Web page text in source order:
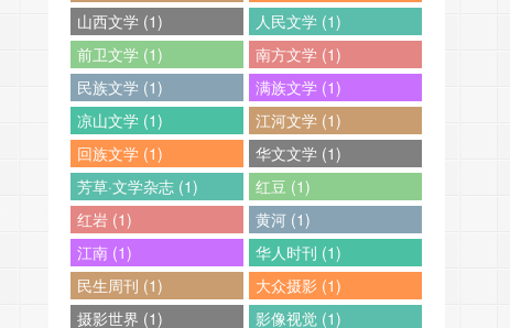
山西文学 (1)
人民文学 (1)
前卫文学 (1)
南方文学 (1)
民族文学 (1)
满族文学 (1)
凉山文学 (1)
江河文学 (1)
回族文学 (1)
华文文学 (1)
芳草·文学杂志 (1)
红豆 (1)
红岩 (1)
黄河 (1)
江南 (1)
华人时刊 (1)
民生周刊 (1)
大众摄影 (1)
摄影世界 (1)
影像视觉 (1)